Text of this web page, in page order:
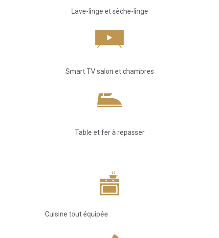
Lave-linge et sèche-linge
Smart TV salon et chambres
Table et fer à repasser
Cuisine tout équipée